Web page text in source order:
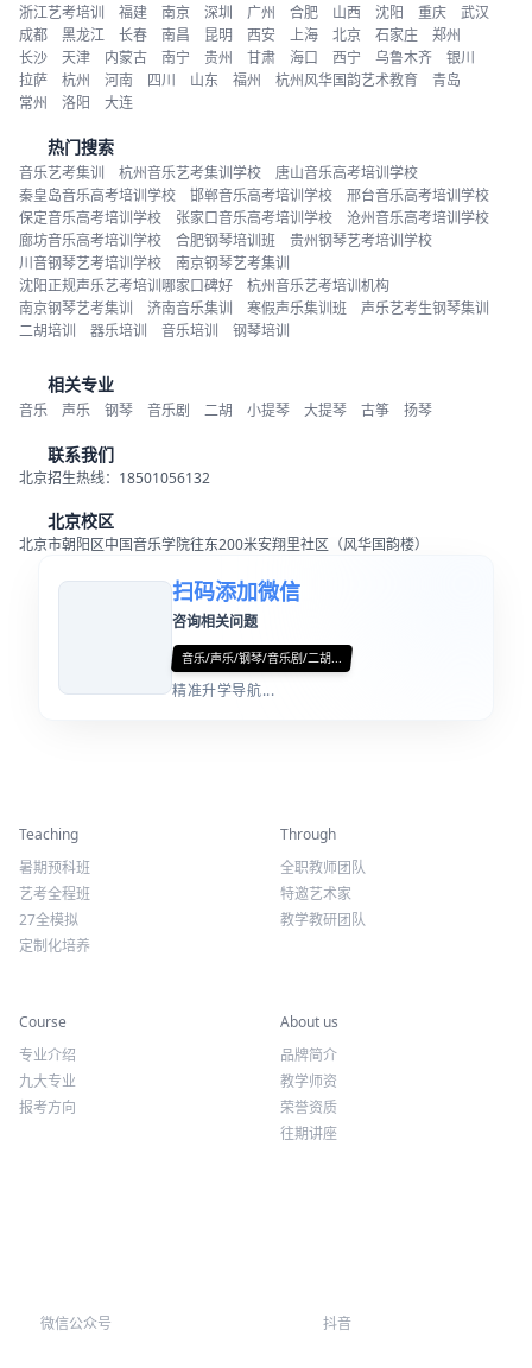
浙江艺考培训 福建 南京 深圳 广州 合肥 山西 沈阳 重庆
武汉
成都
黑龙江 长春 南昌 昆明 西安 上海 北京 石家庄
郑州
长沙
天津 内蒙古 南宁 贵州 甘肃 海口 西宁 乌鲁木齐
银川
拉萨
杭州 河南 四川 山东 福州 杭州风华国韵艺术教育
青岛
常州
洛阳 大连
热门搜索
音乐艺考集训 杭州音乐艺考集训学校
唐山音乐高考培训学校
秦皇岛音乐高考培训学校
邯郸音乐高考培训学校
邢台音乐高考培训学校
保定音乐高考培训学校
张家口音乐高考培训学校
沧州音乐高考培训学校
廊坊音乐高考培训学校
合肥钢琴培训班
贵州钢琴艺考培训学校
川音钢琴艺考培训学校
南京钢琴艺考集训
沈阳正规声乐艺考培训哪家口碑好
杭州音乐艺考培训机构
南京钢琴艺考集训
济南音乐集训 寒假声乐集训班
声乐艺考生钢琴集训
二胡培训
器乐培训 音乐培训 钢琴培训
相关专业
音乐 声乐 钢琴 音乐剧 二胡 小提琴 大提琴 古筝 扬琴
联系我们
北京招生热线：18501056132
北京校区
北京市朝阳区中国音乐学院往东200米安翔里社区（风华国韵楼）
扫码添加微信
咨询相关问题
音乐/声乐/钢琴/音乐剧/二胡...
精准升学导航...
Teaching
暑期预科班
艺考全程班
27全模拟
定制化培养
Through
全职教师团队
特邀艺术家
教学教研团队
Course
专业介绍
九大专业
报考方向
About us
品牌简介
教学师资
荣誉资质
往期讲座
微信公众号 抖音